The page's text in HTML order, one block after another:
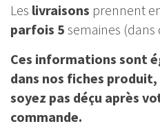
Les livraisons prennent
parfois 5 semaines (dans
Ces informations sont
dans nos fiches
soyez pas déçu après
commande.